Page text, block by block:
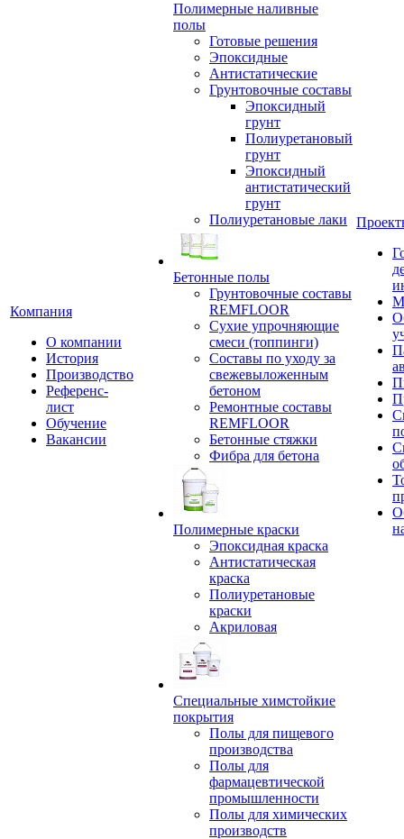
Компания
О компании
История
Производство
Референс-
лист
Обучение
Вакансии
Полимерные наливные
полы
Готовые решения
Эпоксидные
Антистатические
Грунтовочные составы
Эпоксидный
грунт
Полиуретановый
грунт
Эпоксидный
антистатический
грунт
Полиуретановые лаки
Бетонные полы
Грунтовочные составы
REMFLOOR
Сухие упрочняющие
смеси (топпинги)
Составы по уходу за
свежевыложенным
бетоном
Ремонтные составы
REMFLOOR
Бетонные стяжки
Фибра для бетона
Полимерные краски
Эпоксидная краска
Антистатическая
краска
Полиуретановые
краски
Акриловая
Специальные химстойкие
покрытия
Полы для пищевого
производства
Полы для
фармацевтической
промышленности
Полы для химических
производств